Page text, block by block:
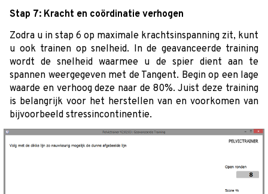
Stap 7: Kracht en coördinatie verhogen
Zodra u in stap 6 op maximale krachtsinspanning zit, kunt
u ook trainen op snelheid. In de geavanceerde training
wordt de snelheid waarmee u de spier dient aan te
spannen weergegeven met de Tangent. Begin op een lage
waarde en verhoog deze naar de 80%. Juist deze training
is belangrijk voor het herstellen van en voorkomen van
bijvoorbeeld stressincontinentie.